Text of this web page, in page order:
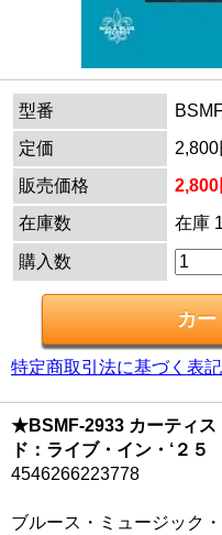
型番
定価
販売価格
在庫数
在庫
購入数
特定商取引法に基づく表
★BSMF-2933 カーティス
ド：ライブ・イン・‘２５
4546266223778
ブルース・ミュージック